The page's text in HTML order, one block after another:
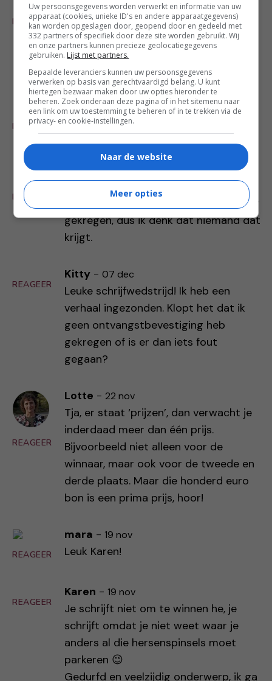
REAGEER
Marjolein-16 dec
Ik vond het een heel leuk onderwerp
om over na te denken… Je kunt er alle
kanten mee op! Ben benieuwd naar de
verhalen die worden uitgekozen!
REAGEER
Inge-16 dec
Spannend, eergister mijn verhaal
ingezonden. 🙂 Succes iedereen!
REAGEER
Ook ik heb geen ontvangstbevestiging
gekregen, dus ik denk dat niemand dat
krijgt.
REAGEER
Kitty - 07 dec
Leuke schrijfwedstrijd! Ik heb een
verhaal ingezonden. Klopt het dat ik
geen ontvangstbevestiging heb
gekregen of is er dan iets fout
gegaan?
REAGEER
Lotte - 22 nov
Tja, er staat ‘prijzen’, dan verwacht je
inderdaad meer dan één prijs.
Bijvoorbeeld niet alleen voor de
winnaar, maar ook voor de tweede en
derde plaats. Maar die honderd euro
bon is een prima prijs, hoor!
REAGEER
mara - 19 nov
Leuk Karen!
REAGEER
Karen - 19 nov
Je schrijft niet om te winnen he, je
schrijft omdat je niet weet waar je
anders al die hersenspinsels moet
parkeren 😉
Gedurfd en veelzijdig onderwerp, ik ga
Uw persoonsgegevens worden verwerkt en informatie van uw
apparaat (cookies, unieke ID's en andere apparaatgegevens)
kan worden opgeslagen door, geopend door en gedeeld met
332 partners of specifiek door deze site worden gebruikt. Wij
en onze partners kunnen precieze geolocatiegegevens
gebruiken. Lijst met partners.
Bepaalde leveranciers kunnen uw persoonsgegevens
verwerken op basis van gerechtvaardigd belang. U kunt
hiertegen bezwaar maken door uw opties hieronder te
beheren. Zoek onderaan deze pagina of in het sitemenu naar
een link om uw toestemming te beheren of in te trekken via de
privacy- en cookie-instellingen.
Naar de website
Meer opties